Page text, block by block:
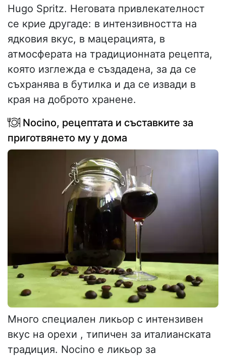
Hugo Spritz. Неговата привлекателност
се крие другаде: в интензивността на
ядковия вкус, в мацерацията, в
атмосферата на традиционната рецепта,
която изглежда е създадена, за да се
съхранява в бутилка и да се извади в
края на доброто хранене.
Nocino, рецептата и съставките за
приготвянето му у дома
Много специален ликьор с интензивен
вкус на орехи , типичен за италианската
традиция. Nocino е ликьор за